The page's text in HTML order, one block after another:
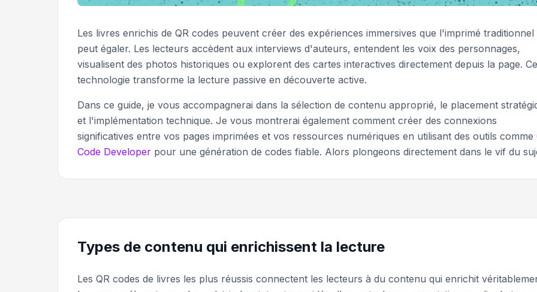
Les livres enrichis de QR codes peuvent créer des expériences immersives que l'imprimé traditionnel
peut égaler. Les lecteurs accèdent aux interviews d'auteurs, entendent les voix des personnages,
visualisent des photos historiques ou explorent des cartes interactives directement depuis la page.
technologie transforme la lecture passive en découverte active.
Dans ce guide, je vous accompagnerai dans la sélection de contenu approprié, le placement
et l'implémentation technique. Je vous montrerai également comment créer des connexions
significatives entre vos pages imprimées et vos ressources numériques en utilisant des outils comme
Code Developer pour une génération de codes fiable. Alors plongeons directement dans le vif du
Types de contenu qui enrichissent la lecture
Les QR codes de livres les plus réussis connectent les lecteurs à du contenu qui enrichit